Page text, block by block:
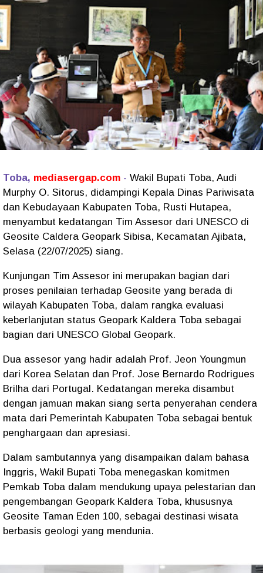
Toba, mediasergap.com - Wakil Bupati Toba, Audi
Murphy O. Sitorus, didampingi Kepala Dinas Pariwisata
dan Kebudayaan Kabupaten Toba, Rusti Hutapea,
menyambut kedatangan Tim Assesor dari UNESCO di
Geosite Caldera Geopark Sibisa, Kecamatan Ajibata,
Selasa (22/07/2025) siang.
Kunjungan Tim Assesor ini merupakan bagian dari
proses penilaian terhadap Geosite yang berada di
wilayah Kabupaten Toba, dalam rangka evaluasi
keberlanjutan status Geopark Kaldera Toba sebagai
bagian dari UNESCO Global Geopark.
Dua assesor yang hadir adalah Prof. Jeon Youngmun
dari Korea Selatan dan Prof. Jose Bernardo Rodrigues
Brilha dari Portugal. Kedatangan mereka disambut
dengan jamuan makan siang serta penyerahan cendera
mata dari Pemerintah Kabupaten Toba sebagai bentuk
penghargaan dan apresiasi.
Dalam sambutannya yang disampaikan dalam bahasa
Inggris, Wakil Bupati Toba menegaskan komitmen
Pemkab Toba dalam mendukung upaya pelestarian dan
pengembangan Geopark Kaldera Toba, khususnya
Geosite Taman Eden 100, sebagai destinasi wisata
berbasis geologi yang mendunia.